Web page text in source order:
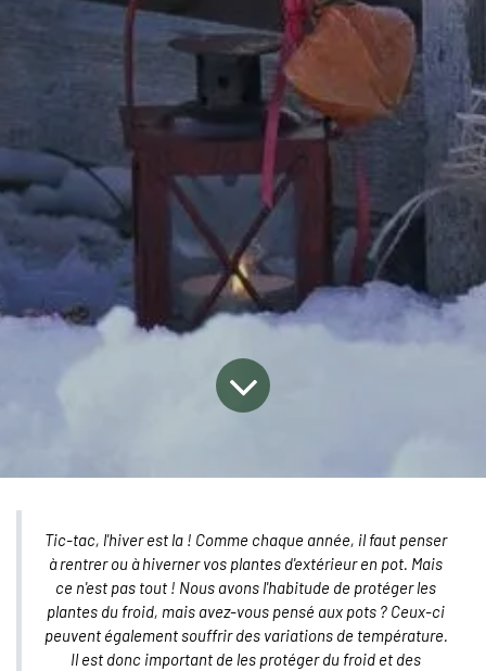
Tic-tac, l'hiver est la ! Comme chaque année, il faut penser
à rentrer ou à hiverner vos plantes d'extérieur en pot. Mais
ce n'est pas tout ! Nous avons l'habitude de protéger les
plantes du froid, mais avez-vous pensé aux pots ? Ceux-ci
peuvent également souffrir des variations de température.
Il est donc important de les protéger du froid et des